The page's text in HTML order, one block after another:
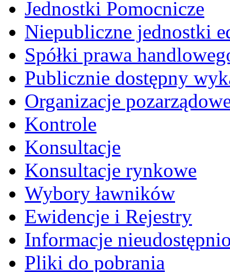
Jednostki Pomocnicze
Niepubliczne jednostki
Spółki prawa
Publicznie dostępny
Organizacje
Kontrole
Konsultacje
Konsultacje rynkowe
Wybory ławników
Ewidencje i Rejestry
Informacje
Pliki do pobrania